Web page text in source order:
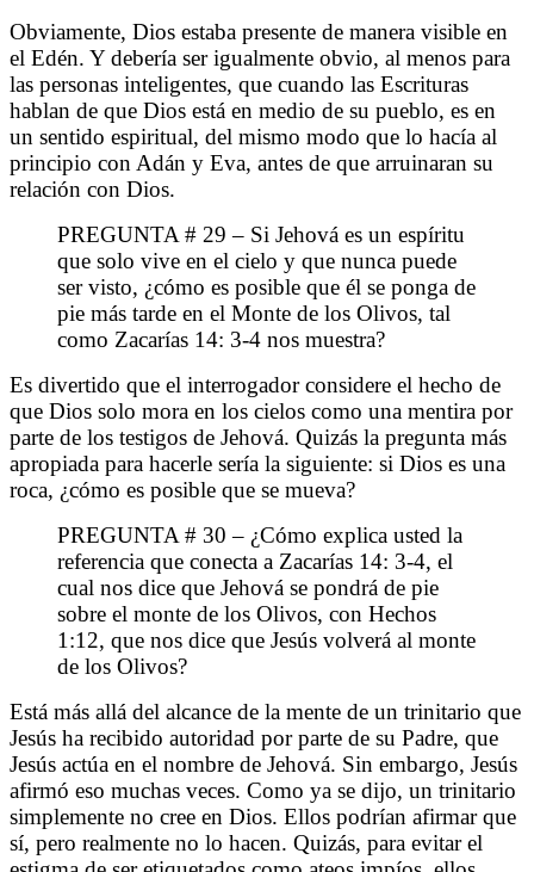
Obviamente, Dios estaba presente de manera visible en
el Edén. Y debería ser igualmente obvio, al menos para
las personas inteligentes, que cuando las Escrituras
hablan de que Dios está en medio de su pueblo, es en
un sentido espiritual, del mismo modo que lo hacía al
principio con Adán y Eva, antes de que arruinaran su
relación con Dios.
PREGUNTA # 29 – Si Jehová es un espíritu
que solo vive en el cielo y que nunca puede
ser visto, ¿cómo es posible que él se ponga de
pie más tarde en el Monte de los Olivos, tal
como Zacarías 14: 3-4 nos muestra?
Es divertido que el interrogador considere el hecho de
que Dios solo mora en los cielos como una mentira por
parte de los testigos de Jehová. Quizás la pregunta más
apropiada para hacerle sería la siguiente: si Dios es una
roca, ¿cómo es posible que se mueva?
PREGUNTA # 30 – ¿Cómo explica usted la
referencia que conecta a Zacarías 14: 3-4, el
cual nos dice que Jehová se pondrá de pie
sobre el monte de los Olivos, con Hechos
1:12, que nos dice que Jesús volverá al monte
de los Olivos?
Está más allá del alcance de la mente de un trinitario que
Jesús ha recibido autoridad por parte de su Padre, que
Jesús actúa en el nombre de Jehová. Sin embargo, Jesús
afirmó eso muchas veces. Como ya se dijo, un trinitario
simplemente no cree en Dios. Ellos podrían afirmar que
sí, pero realmente no lo hacen. Quizás, para evitar el